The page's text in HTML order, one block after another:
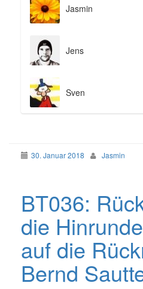
Jasmin
Jens
Sven
30. Januar 2018 Jasmin
BT036:
die
auf die
Bernd